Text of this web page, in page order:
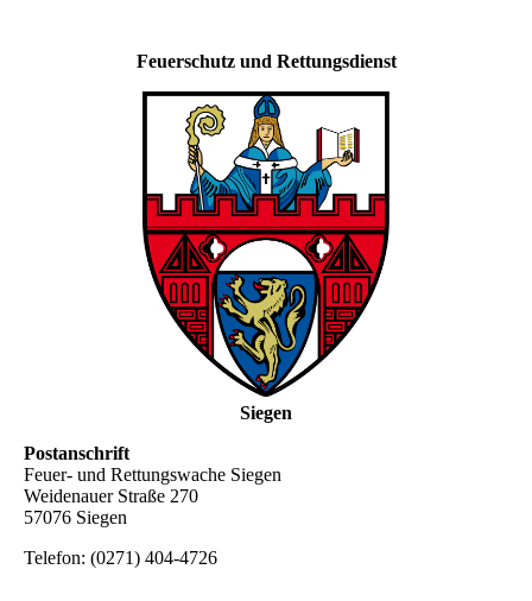
Feuerschutz und Rettungsdienst
Siegen
Postanschrift
Feuer- und Rettungswache Siegen
Weidenauer Straße 270
57076 Siegen
Telefon: (0271) 404-4726